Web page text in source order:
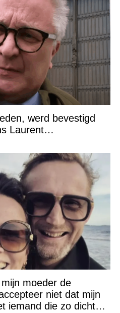
werd bevestigd
Laurent…
moeder de
niet dat mijn
iemand die zo dichtbij